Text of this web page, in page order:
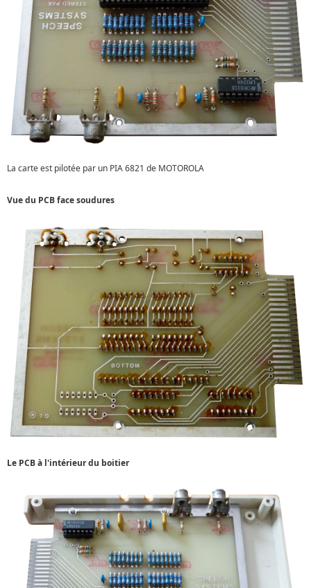
La carte est pilotée par un PIA 6821 de MOTOROLA
Vue du PCB face soudures
Le PCB à l'intérieur du boitier